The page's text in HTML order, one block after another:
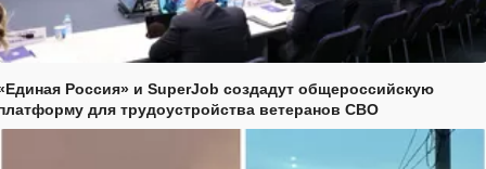
Россия» и SuperJob создадут общероссийскую
для трудоустройства ветеранов СВО